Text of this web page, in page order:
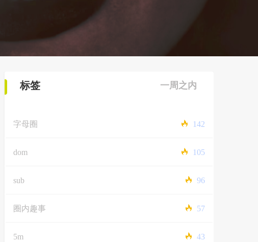
标签 一周之内
字母圈 142
dom 105
sub 96
圈内趣事 57
5m 43